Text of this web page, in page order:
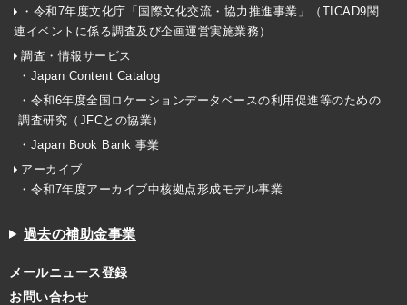
・令和7年度文化庁「国際文化交流・協力推進事業」（TICAD9関
連イベントに係る調査及び企画運営実施業務）
調査・情報サービス
・Japan Content Catalog
・令和6年度全国ロケーションデータベースの利用促進等のための
調査研究（JFCとの協業）
・Japan Book Bank 事業
アーカイブ
・令和7年度アーカイブ中核拠点形成モデル事業
過去の補助金事業
メールニュース登録
お問い合わせ